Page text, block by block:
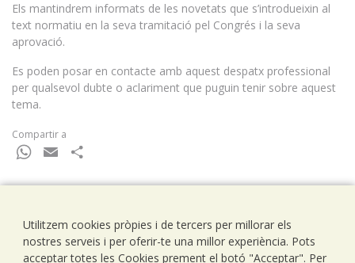
Els mantindrem informats de les novetats que s’introdueixin al
text normatiu en la seva tramitació pel Congrés i la seva
aprovació.
Es poden posar en contacte amb aquest despatx professional
per qualsevol dubte o aclariment que puguin tenir sobre aquest
tema.
Compartir a
WhatsApp
Email
Ramells Ramoneda
Assessors - Consultors
Utilitzem cookies pròpies i de tercers per millorar els
nostres serveis i per oferir-te una millor experiència. Pots
acceptar totes les Cookies prement el botó "Acceptar". Per